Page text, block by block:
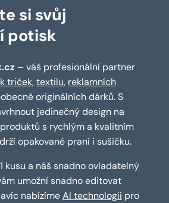
si svůj
potisk
– váš profesionální partner
triček,textilu, reklamních
originálních dárků. S
jedinečný design na
s rychlým a kvalitním
opakované praní i sušičku.
kusu a náš snadno ovladatelný
umožní snadno editovat
nabízímeAI technologii pro